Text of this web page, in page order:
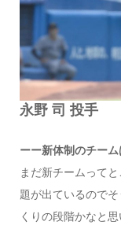
永野 司 投手
ーー新体制のチーム
まだ新チームって
題が出ているので
くりの段階かなと思